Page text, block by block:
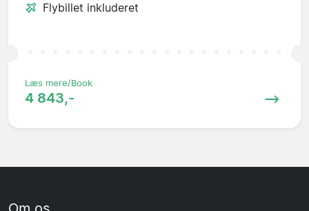
Flybillet inkluderet
Læs mere/Book
4 843,-